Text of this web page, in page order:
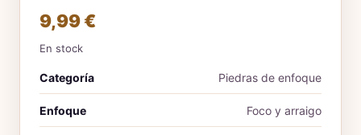
9,99 €
En stock
Categoría Piedras de enfoque
Enfoque Foco y arraigo